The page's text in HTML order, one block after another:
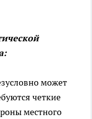
может
четкие
местного